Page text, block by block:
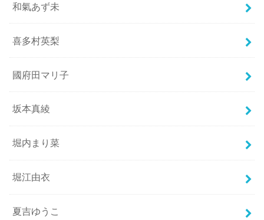
和氣あず未
喜多村英梨
國府田マリ子
坂本真綾
堀内まり菜
堀江由衣
夏吉ゆうこ